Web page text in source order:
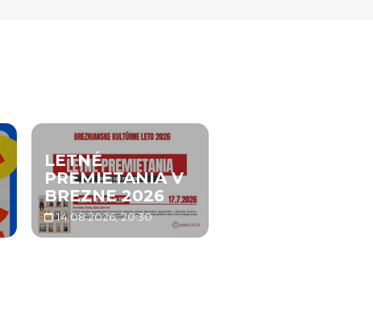
LETNÉ
PREMIETANIA V
BREZNE 2026
14.08.2026, 20:30